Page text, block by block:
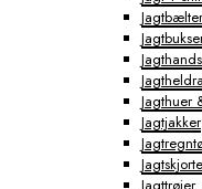
Jagthuer
Jagtjakker